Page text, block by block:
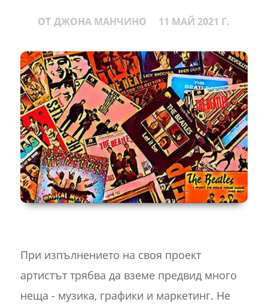
ОТ ДЖОНА МАНЧИНО 11 МАЙ 2021 Г.
При изпълнението на своя проект
артистът трябва да вземе предвид много
неща - музика, графики и маркетинг. Не